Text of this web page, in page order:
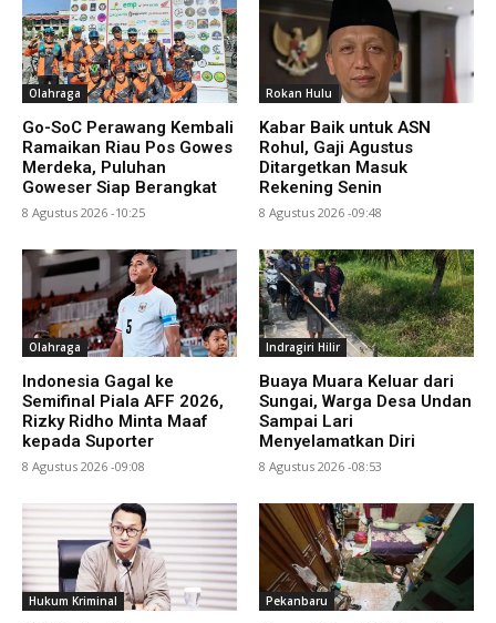
Olahraga
Go-SoC Perawang Kembali
Ramaikan Riau Pos Gowes
Merdeka, Puluhan
Goweser Siap Berangkat
8 Agustus 2026 -10:25
Rokan Hulu
Kabar Baik untuk ASN
Rohul, Gaji Agustus
Ditargetkan Masuk
Rekening Senin
8 Agustus 2026 -09:48
Olahraga
Indonesia Gagal ke
Semifinal Piala AFF 2026,
Rizky Ridho Minta Maaf
kepada Suporter
8 Agustus 2026 -09:08
Indragiri Hilir
Buaya Muara Keluar dari
Sungai, Warga Desa Undan
Sampai Lari
Menyelamatkan Diri
8 Agustus 2026 -08:53
Hukum Kriminal Pekanbaru